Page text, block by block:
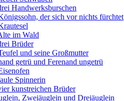
Handwerksburschen
der sich vor nichts fürchtet
im Wald
Brüder
und seine Großmutter
getrü und Ferenand ungetrü
Spinnerin
kunstreichen Brüder
Zweiäuglein und Dreiäuglein